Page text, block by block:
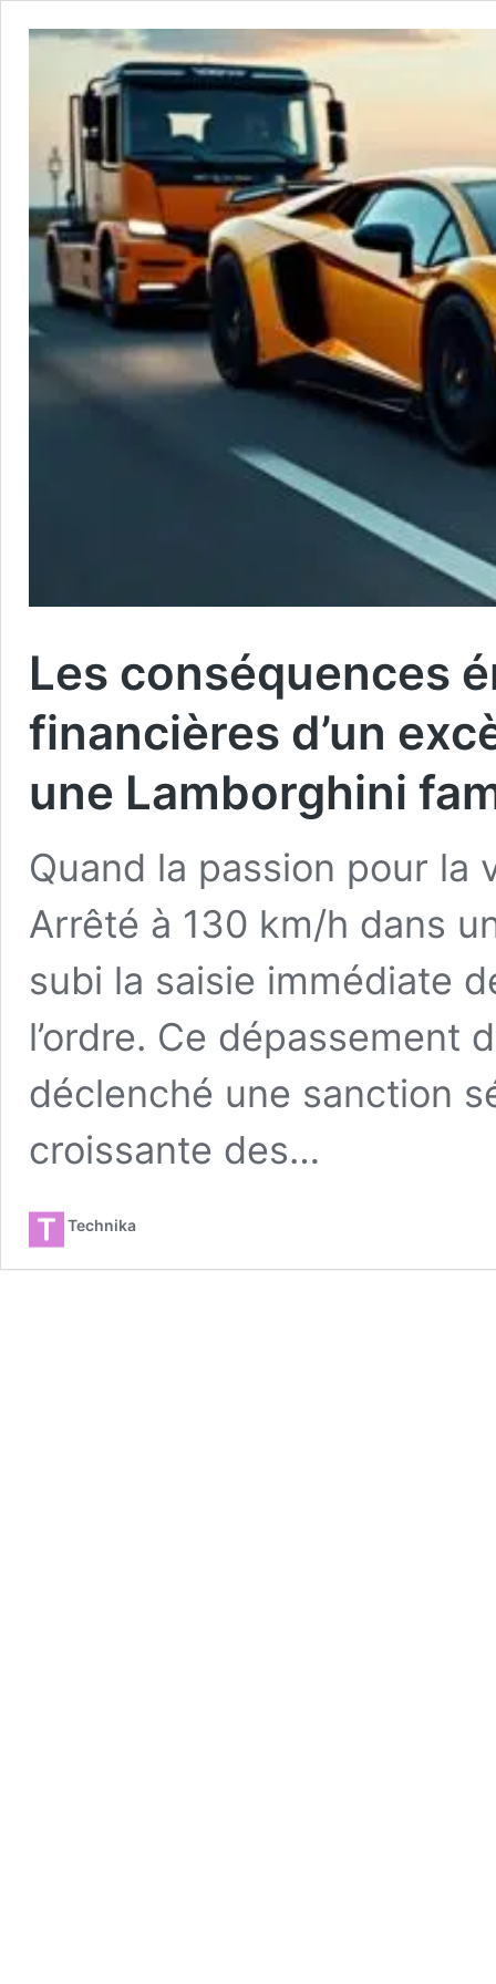
Les conséquences
financières d’un
une Lamborghini
Quand la passion pour la
Arrêté à 130 km/h dans
subi la saisie immédiate
l’ordre. Ce dépassement
déclenché une sanction
croissante des…
Technika